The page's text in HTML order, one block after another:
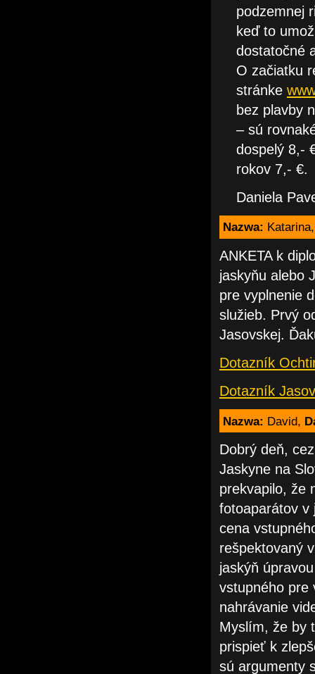
podzemnej
keď to
dostatočné
O začiatku
stránke
bez plavby
– sú
dospelý 8,-
rokov 7,- €.
Daniela
Nazwa:
ANKETA k
jaskyňu alebo
pre vyplnenie
služieb. Prvý
Jasovskej.
Dotazník
Dotazník
Nazwa: David,
Dobrý deň,
Jaskyne na
prekvapilo, že
fotoaparátov v
cena
rešpektovaný
jaskýň
vstupného pre
nahrávanie
Myslím, že by
prispieť k
sú argumenty